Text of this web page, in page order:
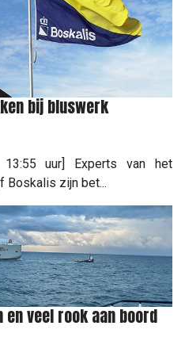
bij bluswerk
13:55 uur] Experts van het
Boskalis zijn bet...
en veel rook aan boord